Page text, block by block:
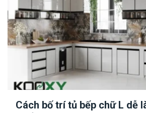
Cách bố trí tủ bếp chữ L dễ